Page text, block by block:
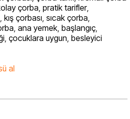
çorba, pratik tarifler,
, kış çorbası, sıcak çorba,
, ana yemek, başlangıç,
, çocuklara uygun, besleyici
al